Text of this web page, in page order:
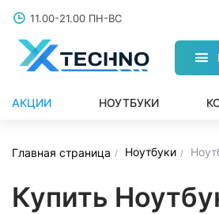
11.00-21.00 ПН-ВС
АКЦИИ НОУТБУКИ
Главная страница Ноутбуки
Купить